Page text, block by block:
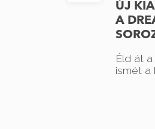
ÚJ
A
Éld át
ismét a